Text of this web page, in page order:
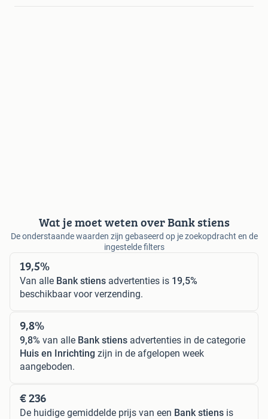
Wat je moet weten over Bank stiens
De onderstaande waarden zijn gebaseerd op je zoekopdracht en de
ingestelde filters
19,5%
Van alle Bank stiens advertenties is 19,5%
beschikbaar voor verzending.
9,8%
9,8% van alle Bank stiens advertenties in de categorie
Huis en Inrichting zijn in de afgelopen week
aangeboden.
€ 236
De huidige gemiddelde prijs van een Bank stiens is